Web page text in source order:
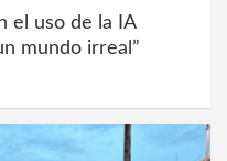
el uso de la IA
mundo irreal”